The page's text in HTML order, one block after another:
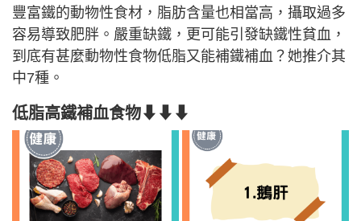
豐富鐵的動物性食材，脂肪含量也相當高，攝取過多
容易導致肥胖。嚴重缺鐵，更可能引發缺鐵性貧血，
到底有甚麼動物性食物低脂又能補鐵補血？她推介其
中7種。
低脂高鐵補血食物⬇⬇⬇